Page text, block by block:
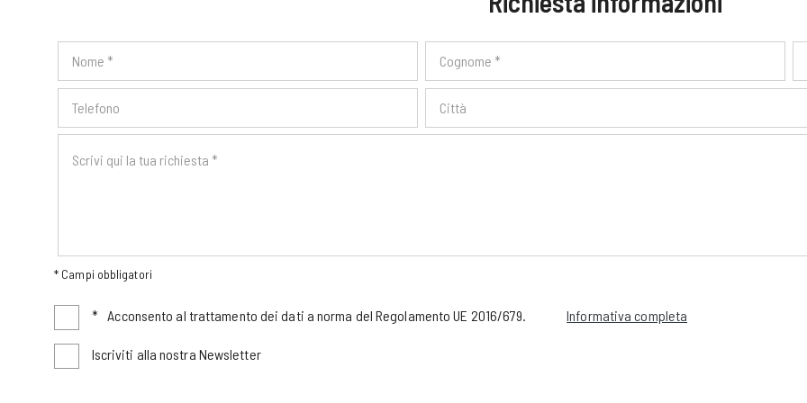
* Campi obbligatori
* Acconsento al trattamento dei dati a norma del Regolamento UE 2016/679. Informativa completa
Iscriviti alla nostra Newsletter